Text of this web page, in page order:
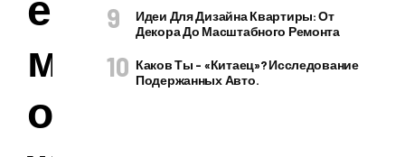
м
о
Идеи Для Дизайна Квартиры: От
Декора До Масштабного Ремонта
Каков Ты – «китаец»? Исследование
Подержанных Авто.